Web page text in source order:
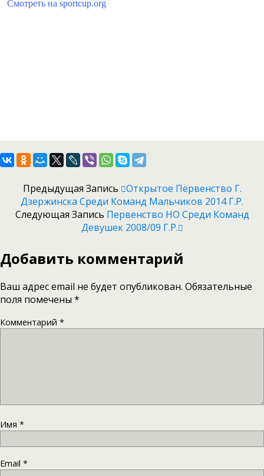
Предыдущая Запись
Открытое Первенство Г.
Дзержинска Среди Команд Мальчиков 2014 Г.р.
Следующая Запись Первенство НО Среди Команд
Девушек 2008/09 Г.р.
Добавить комментарий
Ваш адрес email не будет опубликован. Обязательные
поля помечены *
Комментарий *
Имя *
Email *